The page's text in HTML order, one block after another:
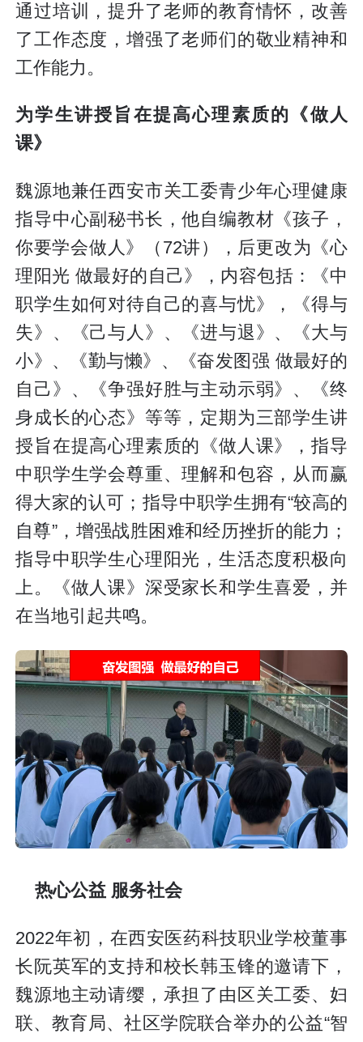
通过培训，提升了老师的教育情怀，改善
了工作态度，增强了老师们的敬业精神和
工作能力。
为学生讲授旨在提高心理素质的《做人
课》
魏源地兼任西安市关工委青少年心理健康
指导中心副秘书长，他自编教材《孩子，
你要学会做人》（72讲），后更改为《心
理阳光 做最好的自己》，内容包括：《中
职学生如何对待自己的喜与忧》，《得与
失》、《己与人》、《进与退》、《大与
小》、《勤与懒》、《奋发图强 做最好的
自己》、《争强好胜与主动示弱》、《终
身成长的心态》等等，定期为三部学生讲
授旨在提高心理素质的《做人课》，指导
中职学生学会尊重、理解和包容，从而赢
得大家的认可；指导中职学生拥有“较高的
自尊”，增强战胜困难和经历挫折的能力；
指导中职学生心理阳光，生活态度积极向
上。《做人课》深受家长和学生喜爱，并
在当地引起共鸣。
热心公益 服务社会
2022年初，在西安医药科技职业学校董事
长阮英军的支持和校长韩玉锋的邀请下，
魏源地主动请缨，承担了由区关工委、妇
联、教育局、社区学院联合举办的公益“智